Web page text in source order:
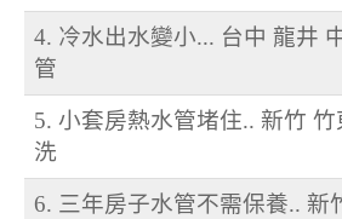
4. 冷水出水變小... 台中 龍井
管
5. 小套房熱水管堵住.. 新竹
洗
6. 三年房子水管不需保養.. 新